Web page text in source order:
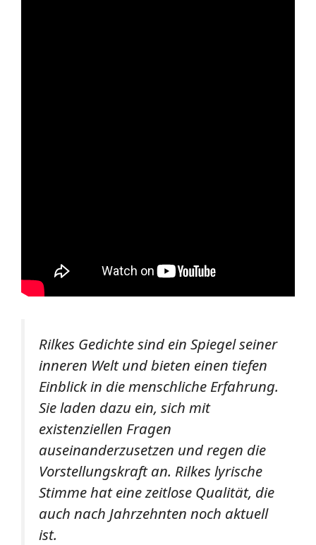
Rilkes Gedichte sind ein Spiegel seiner
inneren Welt und bieten einen tiefen
Einblick in die menschliche Erfahrung.
Sie laden dazu ein, sich mit
existenziellen Fragen
auseinanderzusetzen und regen die
Vorstellungskraft an. Rilkes lyrische
Stimme hat eine zeitlose Qualität, die
auch nach Jahrzehnten noch aktuell
ist.